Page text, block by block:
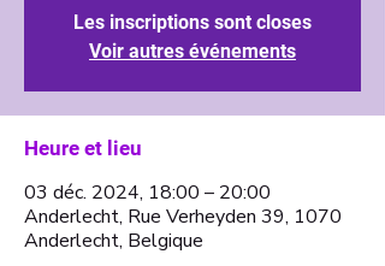
Les inscriptions sont closes
Voir autres événements
Heure et lieu
03 déc. 2024, 18:00 – 20:00
Anderlecht, Rue Verheyden 39, 1070
Anderlecht, Belgique